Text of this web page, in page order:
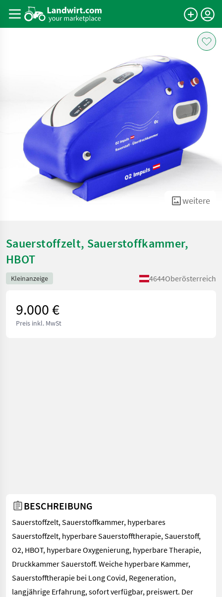
weitere
Sauerstoffzelt, Sauerstoffkammer,
HBOT
Kleinanzeige 4644Oberösterreich
9.000 €
Preis inkl. MwSt
BESCHREIBUNG
Sauerstoffzelt, Sauerstoffkammer, hyperbares
Sauerstoffzelt, hyperbare Sauerstofftherapie, Sauerstoff,
O2, HBOT, hyperbare Oxygenierung, hyperbare Therapie,
Druckkammer Sauerstoff. Weiche hyperbare Kammer,
Sauerstofftherapie bei Long Covid, Regeneration,
langjährige Erfahrung, sofort verfügbar, preiswert. Der